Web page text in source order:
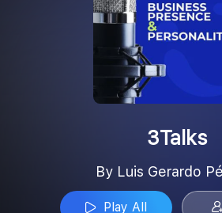
3Talks
By Luis Gerardo
Play All